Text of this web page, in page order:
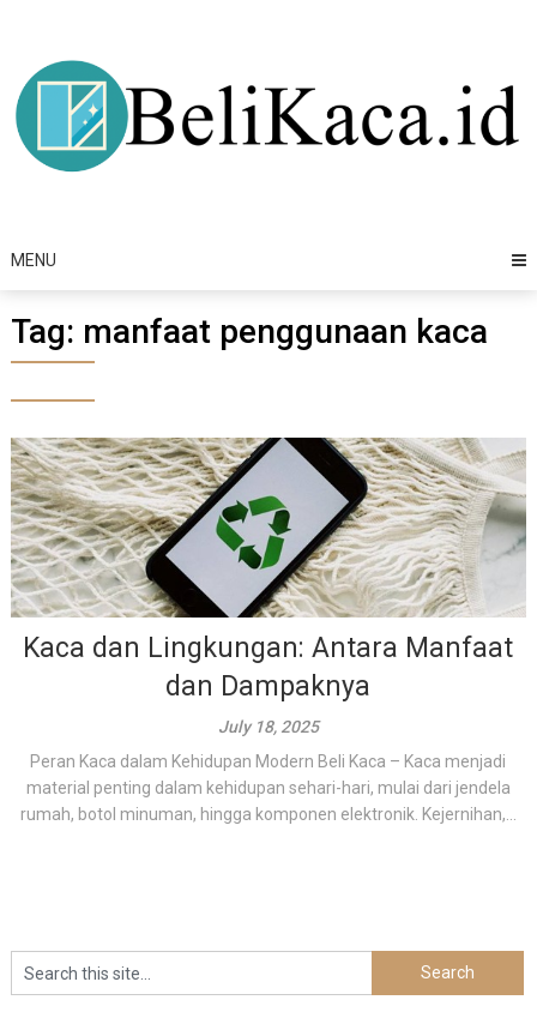
content
MENU
Tag: manfaat penggunaan kaca
Kaca dan Lingkungan: Antara Manfaat
dan Dampaknya
July 18, 2025
Peran Kaca dalam Kehidupan Modern Beli Kaca – Kaca menjadi
material penting dalam kehidupan sehari-hari, mulai dari jendela
rumah, botol minuman, hingga komponen elektronik. Kejernihan,...